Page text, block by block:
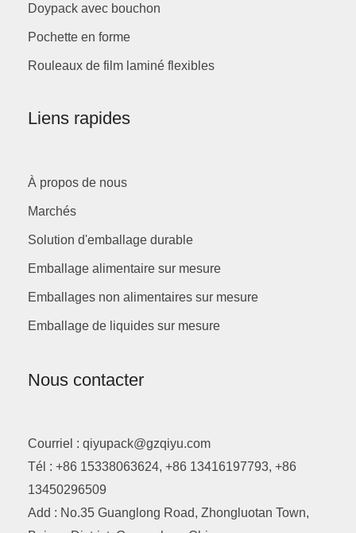
Doypack avec bouchon
Pochette en forme
Rouleaux de film laminé flexibles
Liens rapides
À propos de nous
Marchés
Solution d'emballage durable
Emballage alimentaire sur mesure
Emballages non alimentaires sur mesure
Emballage de liquides sur mesure
Nous contacter
Courriel : qiyupack@gzqiyu.com
Tél : +86 15338063624, +86 13416197793, +86
13450296509
Add : No.35 Guanglong Road, Zhongluotan Town,